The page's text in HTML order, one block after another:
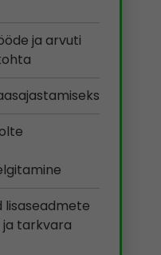
ja arvuti
lisaseadmete
tarkvara